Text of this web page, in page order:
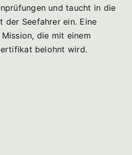
und taucht in die
der Seefahrer ein. Eine
die mit einem
belohnt wird.